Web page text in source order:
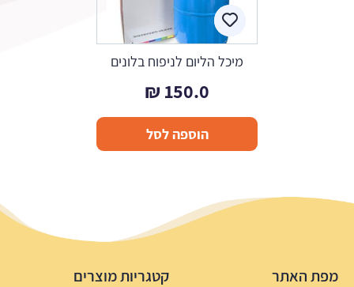
מיכל הליום לניפוח בלונים
150.0
₪
הוספה לסל
מפת האתר קטגריות מוצרים